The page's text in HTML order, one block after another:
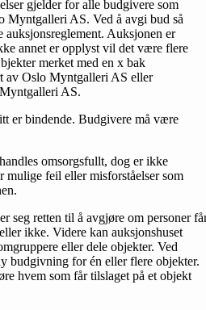
gjelder for alle budgivere som
Myntgalleri AS. Ved å avgi bud så
Auksjonen er
annet er opplyst vil det være flere
merket med en x bak
av Oslo Myntgalleri AS eller
AS.
er bindende. Budgivere må være
omsorgsfullt, dog er ikke
mulige feil eller misforståelser som
seg retten til å avgjøre om personer
ikke. Videre kan auksjonshuset
eller dele objekter. Ved
budgivning for én eller flere objekter.
hvem som får tilslaget på et objekt